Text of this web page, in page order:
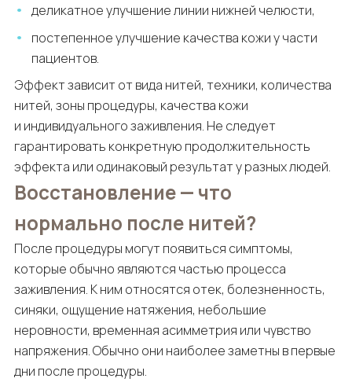
деликатное улучшение линии нижней челюсти,
постепенное улучшение качества кожи у части
пациентов.
Эффект зависит от вида нитей, техники, количества
нитей, зоны процедуры, качества кожи
и индивидуального заживления. Не следует
гарантировать конкретную продолжительность
эффекта или одинаковый результат у разных людей.
Восстановление — что
нормально после нитей?
После процедуры могут появиться симптомы,
которые обычно являются частью процесса
заживления. К ним относятся отек, болезненность,
синяки, ощущение натяжения, небольшие
неровности, временная асимметрия или чувство
напряжения. Обычно они наиболее заметны в первые
дни после процедуры.